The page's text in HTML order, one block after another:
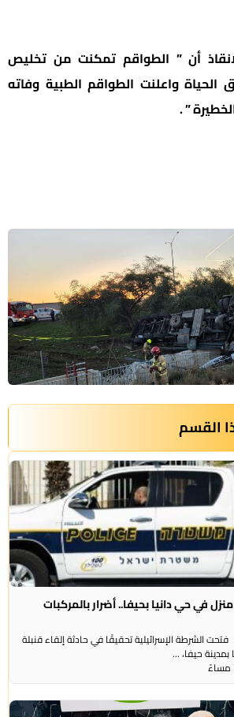
أن ” الطواقم تمكنت من تخليص
الحياة واعلنت الطواقم الطبية وفاته
” .
القسم
في حي دانيا بحيفا.. أضرار بالمركبات
الشرطة الإسرائيلية تحقيقًا في حادثة إلقاء قنبلة
حيفا، ...